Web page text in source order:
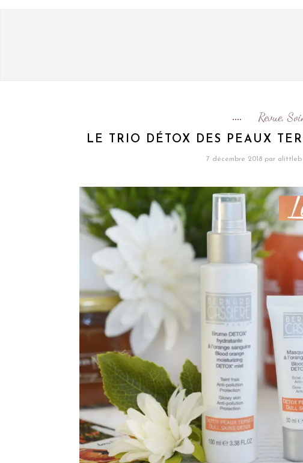
Revue,
LE TRIO DÉTOX DES PEAUX
7 décembre 2018 par alittleb